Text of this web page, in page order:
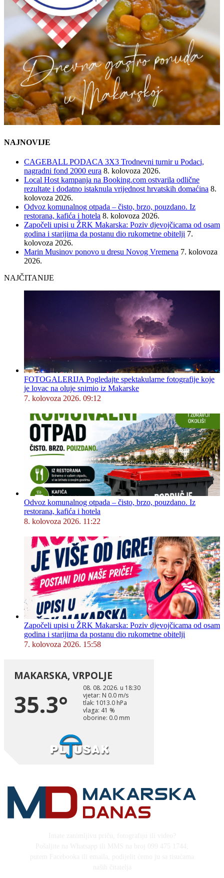
NAJNOVIJE
CAGEBALL PODACA 3X3 Trodnevni turnir u Podaci,
nagradni fond 2000 eura 8. kolovoza 2026.
Local Host kampanja na Booking.com ostvarila odlične
rezultate i dodatno istaknula vrijednost hrvatskih domaćina 8.
kolovoza 2026.
Odvoz komunalnog otpada – čisto, brzo, pouzdano. Iz
restorana, kafića i hotela 8. kolovoza 2026.
Započeli upisi u ŽRK Makarska: Poziv djevojčicama od osam
godina i starijima da postanu dio rukometne obitelji 7.
kolovoza 2026.
Marin Musinov ponovo u dresu Novog Vremena 7. kolovoza
2026.
NAJČITANIJE
FOTOGALERIJA Pogledajte spektakularne fotografije koje
je lovac na oluje snimio iz Makarske
7. kolovoza 2026. 09:12
Odvoz komunalnog otpada – čisto, brzo, pouzdano. Iz
restorana, kafića i hotela
8. kolovoza 2026. 11:22
Započeli upisi u ŽRK Makarska: Poziv djevojčicama od osam
godina i starijima da postanu dio rukometne obitelji
7. kolovoza 2026. 15:58